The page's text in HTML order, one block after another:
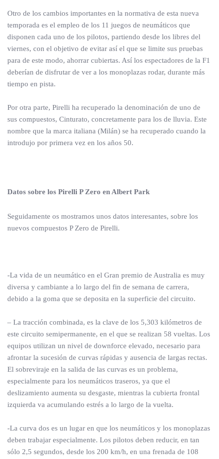
Otro de los cambios importantes en la normativa de esta nueva
temporada es el empleo de los 11 juegos de neumáticos que
disponen cada uno de los pilotos, partiendo desde los libres del
viernes, con el objetivo de evitar así el que se limite sus pruebas
para de este modo, ahorrar cubiertas. Así los espectadores de la F1
deberían de disfrutar de ver a los monoplazas rodar, durante más
tiempo en pista.
Por otra parte, Pirelli ha recuperado la denominación de uno de
sus compuestos, Cinturato, concretamente para los de lluvia. Este
nombre que la marca italiana (Milán) se ha recuperado cuando la
introdujo por primera vez en los años 50.
Datos sobre los Pirelli P Zero en Albert Park
Seguidamente os mostramos unos datos interesantes, sobre los
nuevos compuestos P Zero de Pirelli.
-La vida de un neumático en el Gran premio de Australia es muy
diversa y cambiante a lo largo del fin de semana de carrera,
debido a la goma que se deposita en la superficie del circuito.
– La tracción combinada, es la clave de los 5,303 kilómetros de
este circuito semipermanente, en el que se realizan 58 vueltas. Los
equipos utilizan un nivel de downforce elevado, necesario para
afrontar la sucesión de curvas rápidas y ausencia de largas rectas.
El sobreviraje en la salida de las curvas es un problema,
especialmente para los neumáticos traseros, ya que el
deslizamiento aumenta su desgaste, mientras la cubierta frontal
izquierda va acumulando estrés a lo largo de la vuelta.
-La curva dos es un lugar en que los neumáticos y los monoplazas
deben trabajar especialmente. Los pilotos deben reducir, en tan
sólo 2,5 segundos, desde los 200 km/h, en una frenada de 108